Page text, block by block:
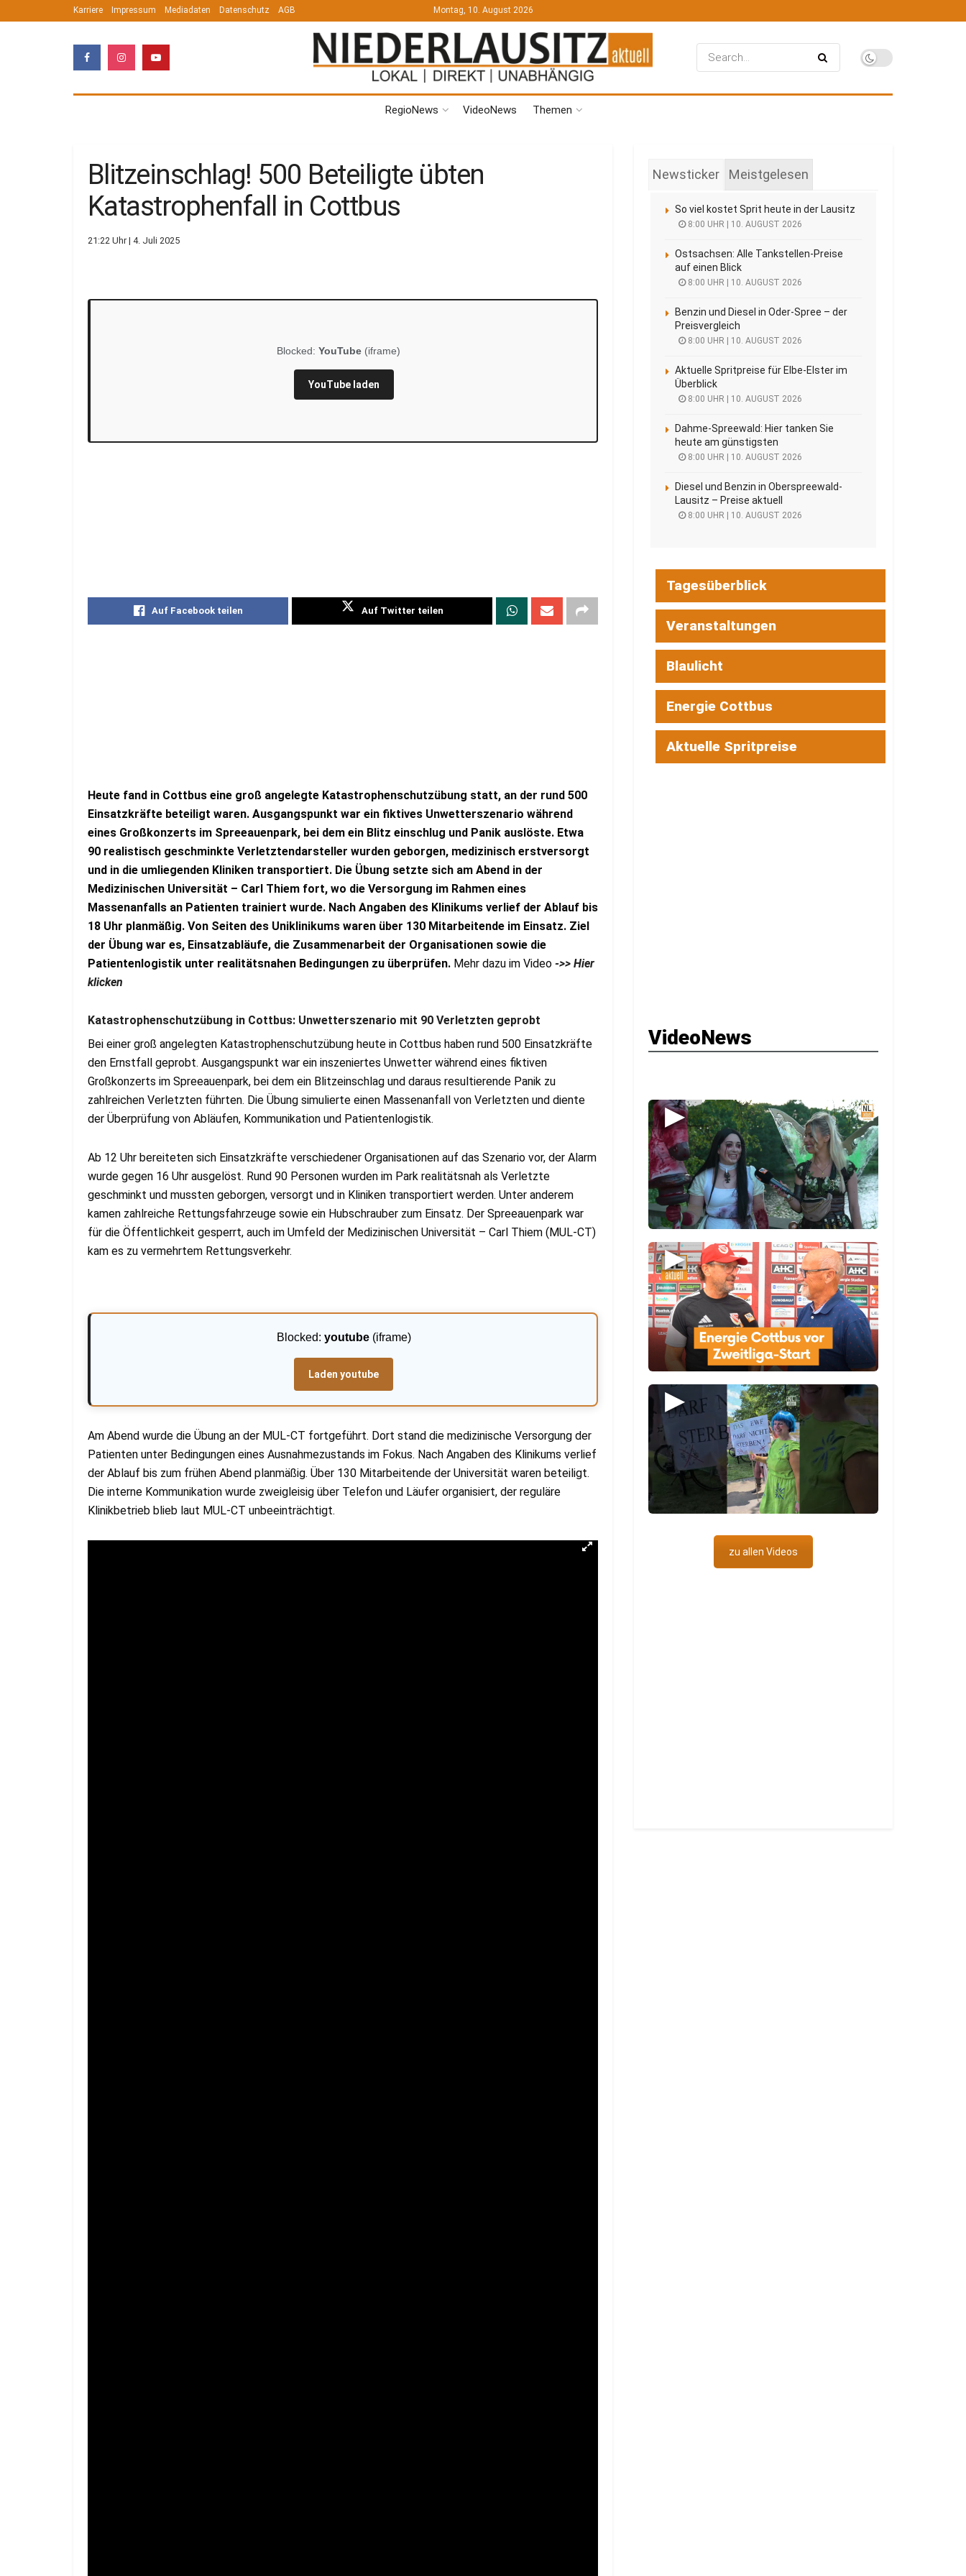
Karriere Impressum Mediadaten Datenschutz AGB Montag, 10. August 2026
RegioNews VideoNews Themen
Blitzeinschlag! 500 Beteiligte übten
Katastrophenfall in Cottbus
21:22 Uhr | 4. Juli 2025
Blocked: YouTube(iframe)
YouTube laden
Auf Facebook teilen Auf Twitter teilen
Heute fand in Cottbus eine groß angelegte Katastrophenschutzübung statt, an der rund 500
Einsatzkräfte beteiligt waren. Ausgangspunkt war ein fiktives Unwetterszenario während
eines Großkonzerts im Spreeauenpark, bei dem ein Blitz einschlug und Panik auslöste. Etwa
90 realistisch geschminkte Verletztendarsteller wurden geborgen, medizinisch erstversorgt
und in die umliegenden Kliniken transportiert. Die Übung setzte sich am Abend in der
Medizinischen Universität – Carl Thiem fort, wo die Versorgung im Rahmen eines
Massenanfalls an Patienten trainiert wurde. Nach Angaben des Klinikums verlief der Ablauf bis
18 Uhr planmäßig. Von Seiten des Uniklinikums waren über 130 Mitarbeitende im Einsatz. Ziel
der Übung war es, Einsatzabläufe, die Zusammenarbeit der Organisationen sowie die
Patientenlogistik unter realitätsnahen Bedingungen zu überprüfen. Mehr dazu im Video ->> Hier
klicken
Katastrophenschutzübung in Cottbus: Unwetterszenario mit 90 Verletzten geprobt
Bei einer groß angelegten Katastrophenschutzübung heute in Cottbus haben rund 500 Einsatzkräfte
den Ernstfall geprobt. Ausgangspunkt war ein inszeniertes Unwetter während eines fiktiven
Großkonzerts im Spreeauenpark, bei dem ein Blitzeinschlag und daraus resultierende Panik zu
zahlreichen Verletzten führten. Die Übung simulierte einen Massenanfall von Verletzten und diente
der Überprüfung von Abläufen, Kommunikation und Patientenlogistik.
Ab 12 Uhr bereiteten sich Einsatzkräfte verschiedener Organisationen auf das Szenario vor, der Alarm
wurde gegen 16 Uhr ausgelöst. Rund 90 Personen wurden im Park realitätsnah als Verletzte
geschminkt und mussten geborgen, versorgt und in Kliniken transportiert werden. Unter anderem
kamen zahlreiche Rettungsfahrzeuge sowie ein Hubschrauber zum Einsatz. Der Spreeauenpark war
für die Öffentlichkeit gesperrt, auch im Umfeld der Medizinischen Universität – Carl Thiem (MUL-CT)
kam es zu vermehrtem Rettungsverkehr.
Blocked: youtube(iframe)
Laden youtube
Am Abend wurde die Übung an der MUL-CT fortgeführt. Dort stand die medizinische Versorgung der
Patienten unter Bedingungen eines Ausnahmezustands im Fokus. Nach Angaben des Klinikums verlief
der Ablauf bis zum frühen Abend planmäßig. Über 130 Mitarbeitende der Universität waren beteiligt.
Die interne Kommunikation wurde zweigleisig über Telefon und Läufer organisiert, der reguläre
Klinikbetrieb blieb laut MUL-CT unbeeinträchtigt.
Newsticker Meistgelesen
So viel kostet Sprit heute in der Lausitz
8:00 UHR | 10. AUGUST 2026
Ostsachsen: Alle Tankstellen-Preise
auf einen Blick
8:00 UHR | 10. AUGUST 2026
Benzin und Diesel in Oder-Spree – der
Preisvergleich
8:00 UHR | 10. AUGUST 2026
Aktuelle Spritpreise für Elbe-Elster im
Überblick
8:00 UHR | 10. AUGUST 2026
Dahme-Spreewald: Hier tanken Sie
heute am günstigsten
8:00 UHR | 10. AUGUST 2026
Diesel und Benzin in Oberspreewald-
Lausitz – Preise aktuell
8:00 UHR | 10. AUGUST 2026
Tagesüberblick
Veranstaltungen
Blaulicht
Energie Cottbus
Aktuelle Spritpreise
VideoNews
▶
▶
▶
zu allen Videos